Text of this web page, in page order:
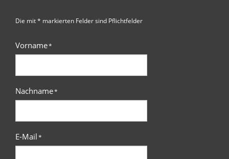
Die mit * markierten Felder sind Pflichtfelder
Vorname*
Nachname*
E-Mail*